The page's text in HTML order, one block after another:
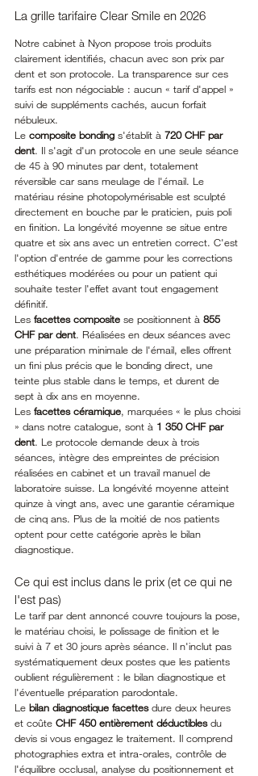
La grille tarifaire Clear Smile en 2026
Notre cabinet à Nyon propose trois produits
clairement identifiés, chacun avec son prix par
dent et son protocole. La transparence sur ces
tarifs est non négociable : aucun « tarif d'appel »
suivi de suppléments cachés, aucun forfait
nébuleux.
Le composite bonding s'établit à 720 CHF par
dent. Il s'agit d'un protocole en une seule séance
de 45 à 90 minutes par dent, totalement
réversible car sans meulage de l'émail. Le
matériau résine photopolymérisable est sculpté
directement en bouche par le praticien, puis poli
en finition. La longévité moyenne se situe entre
quatre et six ans avec un entretien correct. C'est
l'option d'entrée de gamme pour les corrections
esthétiques modérées ou pour un patient qui
souhaite tester l'effet avant tout engagement
définitif.
Les facettes composite se positionnent à 855
CHF par dent. Réalisées en deux séances avec
une préparation minimale de l'émail, elles offrent
un fini plus précis que le bonding direct, une
teinte plus stable dans le temps, et durent de
sept à dix ans en moyenne.
Les facettes céramique, marquées « le plus choisi
» dans notre catalogue, sont à 1 350 CHF par
dent. Le protocole demande deux à trois
séances, intègre des empreintes de précision
réalisées en cabinet et un travail manuel de
laboratoire suisse. La longévité moyenne atteint
quinze à vingt ans, avec une garantie céramique
de cinq ans. Plus de la moitié de nos patients
optent pour cette catégorie après le bilan
diagnostique.
Ce qui est inclus dans le prix (et ce qui ne
l'est pas)
Le tarif par dent annoncé couvre toujours la pose,
le matériau choisi, le polissage de finition et le
suivi à 7 et 30 jours après séance. Il n'inclut pas
systématiquement deux postes que les patients
oublient régulièrement : le bilan diagnostique et
l'éventuelle préparation parodontale.
Le bilan diagnostique facettes dure deux heures
et coûte CHF 450 entièrement déductibles du
devis si vous engagez le traitement. Il comprend
photographies extra et intra-orales, contrôle de
l'équilibre occlusal, analyse du positionnement et